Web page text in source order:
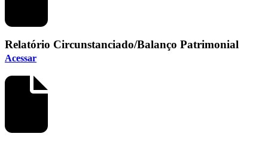
Relatório Circunstanciado/Balanço Patrimonial
Acessar